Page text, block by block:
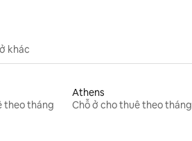
khác
theo tháng
Athens
Chỗ ở cho thuê theo tháng